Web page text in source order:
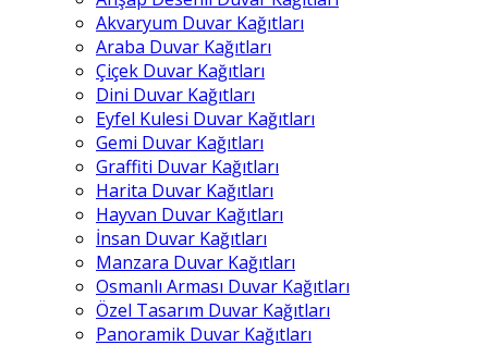
Akvaryum Duvar Kağıtları
Araba Duvar Kağıtları
Çiçek Duvar Kağıtları
Dini Duvar Kağıtları
Eyfel Kulesi Duvar Kağıtları
Gemi Duvar Kağıtları
Graffiti Duvar Kağıtları
Harita Duvar Kağıtları
Hayvan Duvar Kağıtları
İnsan Duvar Kağıtları
Manzara Duvar Kağıtları
Osmanlı Arması Duvar Kağıtları
Özel Tasarım Duvar Kağıtları
Panoramik Duvar Kağıtları